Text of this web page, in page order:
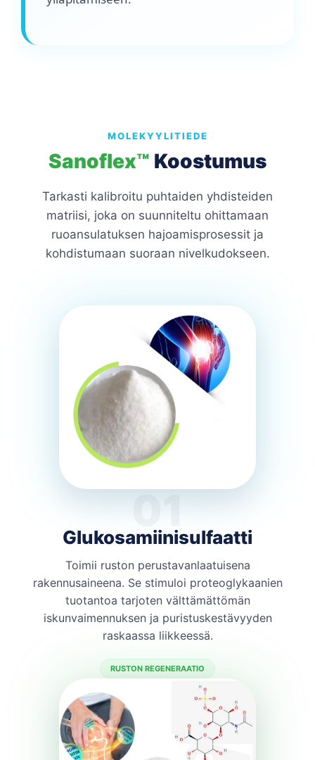
MOLEKYYLITIEDE
Sanoflex™ Koostumus
Tarkasti kalibroitu puhtaiden yhdisteiden
matriisi, joka on suunniteltu ohittamaan
ruoansulatuksen hajoamisprosessit ja
kohdistumaan suoraan nivelkudokseen.
01
Glukosamiinisulfaatti
Toimii ruston perustavanlaatuisena
rakennusaineena. Se stimuloi proteoglykaanien
tuotantoa tarjoten välttämättömän
iskunvaimennuksen ja puristuskestävyyden
raskaassa liikkeessä.
RUSTON REGENERAATIO